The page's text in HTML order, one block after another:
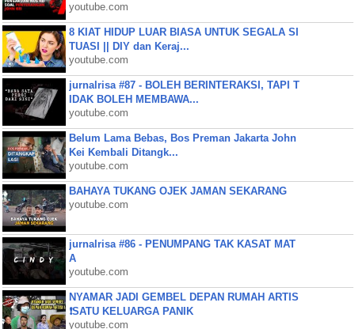
youtube.com
8 KIAT HIDUP LUAR BIASA UNTUK SEGALA SI
TUASI || DIY dan Keraj...
youtube.com
jurnalrisa #87 - BOLEH BERINTERAKSI, TAPI T
IDAK BOLEH MEMBAWA...
youtube.com
Belum Lama Bebas, Bos Preman Jakarta John
Kei Kembali Ditangk...
youtube.com
BAHAYA TUKANG OJEK JAMAN SEKARANG
youtube.com
jurnalrisa #86 - PENUMPANG TAK KASAT MAT
A
youtube.com
NYAMAR JADI GEMBEL DEPAN RUMAH ARTIS
❗SATU KELUARGA PANIK
youtube.com